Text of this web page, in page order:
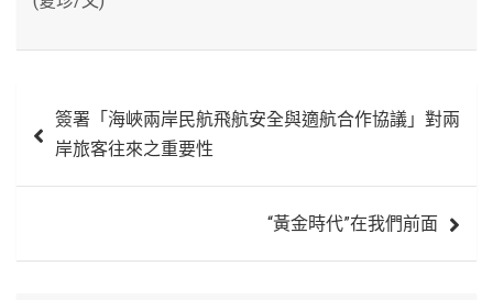
章 簽署「海峽兩岸民航飛航安全與適航合作協議」對兩
岸旅客往來之重要性
“黃金時代”在我們前面